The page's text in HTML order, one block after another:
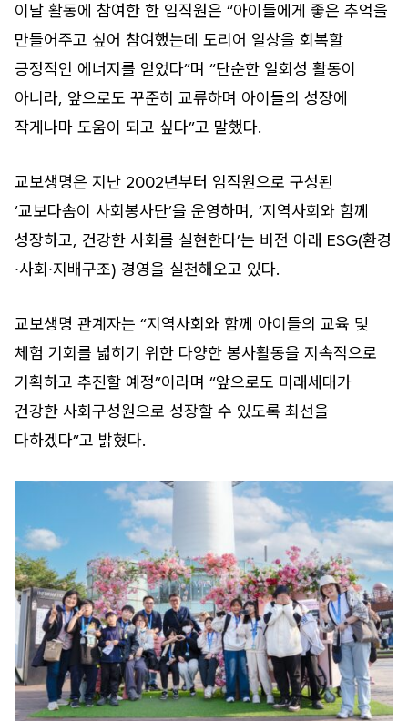
이날 활동에 참여한 한 임직원은 “아이들에게 좋은 추억을
만들어주고 싶어 참여했는데 도리어 일상을 회복할
긍정적인 에너지를 얻었다”며 “단순한 일회성 활동이
아니라, 앞으로도 꾸준히 교류하며 아이들의 성장에
작게나마 도움이 되고 싶다”고 말했다.
교보생명은 지난 2002년부터 임직원으로 구성된
‘교보다솜이 사회봉사단’을 운영하며, ‘지역사회와 함께
성장하고, 건강한 사회를 실현한다’는 비전 아래 ESG(환경
∙사회∙지배구조) 경영을 실천해오고 있다.
교보생명 관계자는 “지역사회와 함께 아이들의 교육 및
체험 기회를 넓히기 위한 다양한 봉사활동을 지속적으로
기획하고 추진할 예정”이라며 “앞으로도 미래세대가
건강한 사회구성원으로 성장할 수 있도록 최선을
다하겠다”고 밝혔다.